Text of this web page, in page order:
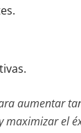
aumentar
maximizar el